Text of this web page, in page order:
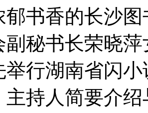
郁书香的长沙
副秘书长荣晓
湖南省闪小
主持人简要介